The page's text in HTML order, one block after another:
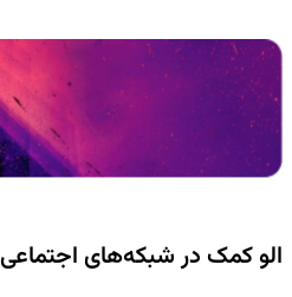
الو کمک در شبکه‌های اجتماعی